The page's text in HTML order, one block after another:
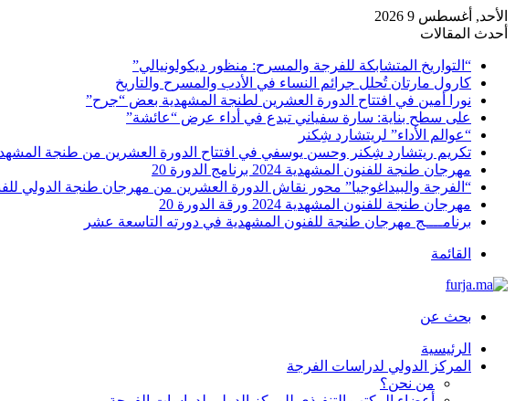
الأحد, أغسطس 9 2026
أحدث المقالات
“التواريخ المتشابكة للفرجة والمسرح: منظور ديكولونيالي”
كارول مارتان تُحلل جرائم النساء في الأدب والمسرح والتاريخ
نورا أمين في افتتاح الدورة العشرين لطنجة المشهدية بعض “جرح”
على سطح بناية: سارة سفياني تبدع في أداء عرض “عائشة”
“عوالم الأداء” لريتشارد شِكنر
تكريم ريتشارد شِكنر وحسن يوسفي في افتتاح الدورة العشرين من طنجة
مهرجان طنجة للفنون المشهدية 2024 برنامج الدورة 20
“الفرجة والبيداغوجيا” محور نقاش الدورة العشرين من مهرجان طنجة الدولي
مهرجان طنجة للفنون المشهدية 2024 ورقة الدورة 20
برنامــــج مهرجان طنجة للفنون المشهدية في دورته التاسعة عشر
القائمة
بحث عن
الرئيسية
المركز الدولي لدراسات الفرجة
من نحن؟